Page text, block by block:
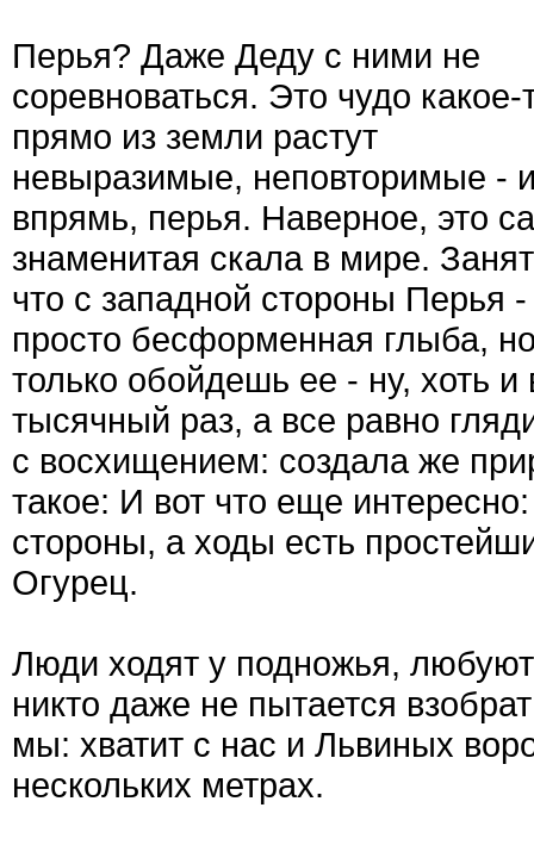
Перья? Даже Деду с ними не
соревноваться. Это чудо какое-
прямо из земли растут
невыразимые, неповторимые -
впрямь, перья. Наверное, это
знаменитая скала в мире.
что с западной стороны Перья -
просто бесформенная глыба,
только обойдешь ее - ну, хоть и
тысячный раз, а все равно
с восхищением: создала же
такое: И вот что еще
стороны, а ходы есть
Огурец.
Люди ходят у подножья,
никто даже не пытается
мы: хватит с нас и Львиных
нескольких метрах.